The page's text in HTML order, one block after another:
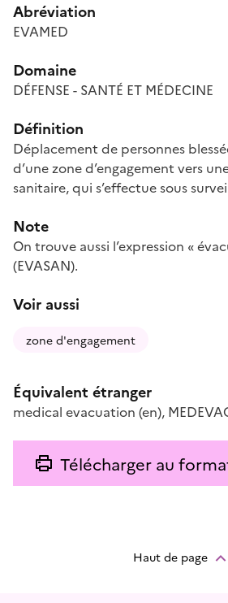
Abréviation
EVAMED
Domaine
DÉFENSE - SANTÉ ET MÉDECINE
Définition
Déplacement de personnes
d’une zone d’engagement vers
sanitaire, qui s’effectue sous
Note
On trouve aussi l’expression «
(EVASAN).
Voir aussi
zone d'engagement
Équivalent étranger
medical evacuation (en),
Télécharger au
Haut de page